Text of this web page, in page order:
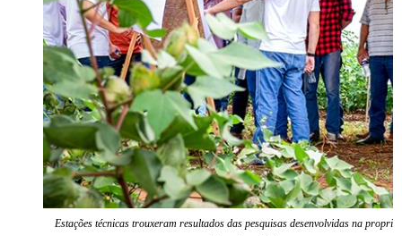
Estações técnicas trouxeram resultados das pesquisas desenvolvidas na